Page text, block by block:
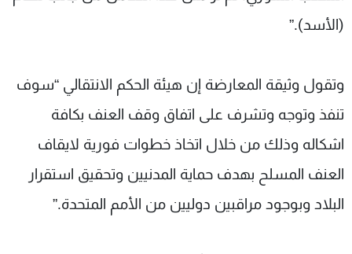
(الأسد).”
وتقول وثيقة المعارضة إن هيئة الحكم الانتقالي “سوف
تنفذ وتوجه وتشرف على اتفاق وقف العنف بكافة
اشكاله وذلك من خلال اتخاذ خطوات فورية لايقاف
العنف المسلح بهدف حماية المدنيين وتحقيق استقرار
البلاد وبوجود مراقبين دوليين من الأمم المتحدة.”